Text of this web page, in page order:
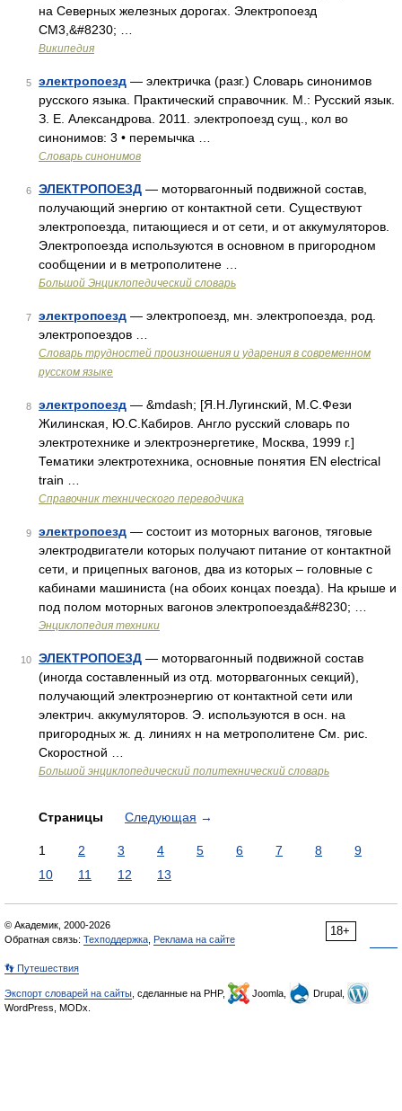
на Северных железных дорогах. Электропоезд
СМ3,&#8230; …
Википедия
5 электропоезд — электричка (разг.) Словарь синонимов
русского языка. Практический справочник. М.: Русский язык.
З. Е. Александрова. 2011. электропоезд сущ., кол во
синонимов: 3 • перемычка …
Словарь синонимов
6 ЭЛЕКТРОПОЕЗД — моторвагонный подвижной состав,
получающий энергию от контактной сети. Существуют
электропоезда, питающиеся и от сети, и от аккумуляторов.
Электропоезда используются в основном в пригородном
сообщении и в метрополитене …
Большой Энциклопедический словарь
7 электропоезд — электропоезд, мн. электропоезда, род.
электропоездов …
Словарь трудностей произношения и ударения в современном
русском языке
8 электропоезд — &mdash; [Я.Н.Лугинский, М.С.Фези
Жилинская, Ю.С.Кабиров. Англо русский словарь по
электротехнике и электроэнергетике, Москва, 1999 г.]
Тематики электротехника, основные понятия EN electrical
train …
Справочник технического переводчика
9 электропоезд — состоит из моторных вагонов, тяговые
электродвигатели которых получают питание от контактной
сети, и прицепных вагонов, два из которых – головные с
кабинами машиниста (на обоих концах поезда). На крыше и
под полом моторных вагонов электропоезда&#8230; …
Энциклопедия техники
10 ЭЛЕКТРОПОЕЗД — моторвагонный подвижной состав
(иногда составленный из отд. моторвагонных секций),
получающий электроэнергию от контактной сети или
электрич. аккумуляторов. Э. используются в осн. на
пригородных ж. д. линиях н на метрополитене См. рис.
Скоростной …
Большой энциклопедический политехнический словарь
Страницы Следующая →
1 2 3 4 5 6 7 8
9
10
11 12 13
18+
© Академик, 2000-2026
Обратная связь: Техподдержка Реклама на сайте
👣 Путешествия
Экспорт словарей на сайты , сделанные на PHP, Joomla,
Drupal,
WordPress, MODx.